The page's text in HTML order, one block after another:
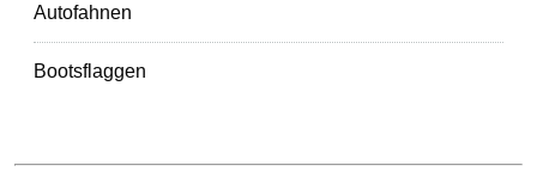
Autofahnen
Bootsflaggen